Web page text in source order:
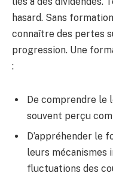
hasard. Sans
connaître des pertes
progression. Une
:
De comprendre le
souvent perçu
D’appréhender le
leurs mécanismes
fluctuations des